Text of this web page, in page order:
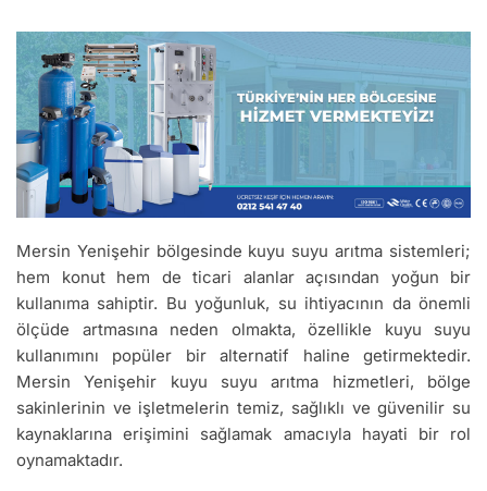
Mersin Yenişehir bölgesinde kuyu suyu arıtma sistemleri;
hem konut hem de ticari alanlar açısından yoğun bir
kullanıma sahiptir. Bu yoğunluk, su ihtiyacının da önemli
ölçüde artmasına neden olmakta, özellikle kuyu suyu
kullanımını popüler bir alternatif haline getirmektedir.
Mersin Yenişehir kuyu suyu arıtma hizmetleri, bölge
sakinlerinin ve işletmelerin temiz, sağlıklı ve güvenilir su
kaynaklarına erişimini sağlamak amacıyla hayati bir rol
oynamaktadır.